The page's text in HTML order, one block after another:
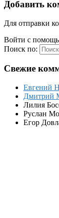
Добавить
Для отправки
Войти с
Поиск по:
Свежие
Евгений
Дмитрий
Лилия
Руслан
Егор